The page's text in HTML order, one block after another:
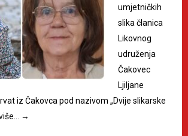
umjetničkih
slika članica
Likovnog
udruženja
Čakovec
Ljiljane
iz Čakovca pod nazivom „Dvije slikarske
→